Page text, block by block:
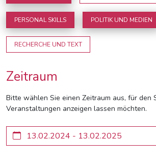
PERSONAL SKILLS POLITIK UND MEDIEN
RECHERCHE UND TEXT
Zeitraum
Bitte wählen Sie einen Zeitraum aus, für den
Veranstaltungen anzeigen lassen möchten.